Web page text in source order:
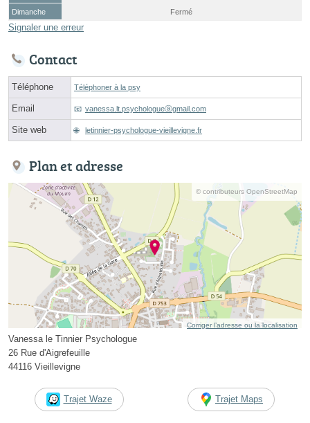
Dimanche
Fermé
Signaler une erreur
Contact
Téléphone Téléphoner à la psy
Email vanessa.lt.psychologueⓐgmail.com
Site web letinnier-psychologue-vieillevigne.fr
Plan et adresse
© contributeurs OpenStreetMap
Corriger l’adresse ou la localisation
Vanessa le Tinnier Psychologue
26 Rue d'Aigrefeuille
44116 Vieillevigne
Trajet Waze Trajet Maps